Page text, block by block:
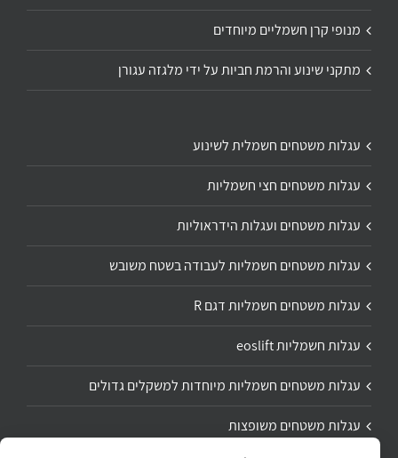
מנופי קרן חשמליים מיוחדים
מתקני שינוע והרמת חביות על ידי מלגזה עגורן
עגלות משטחים חשמלית לשינוע
עגלות משטחים חצי חשמליות
עגלות משטחים ועגלות הידראוליות
עגלות משטחים חשמליות לעבודה בשטח משובש
עגלות משטחים חשמליות דגם R
עגלות חשמליות eoslift
עגלות משטחים חשמליות מיוחדות למשקלים גדולים
עגלות משטחים משופצות